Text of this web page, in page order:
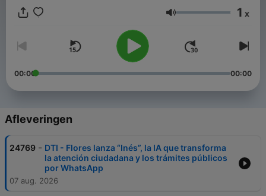
Volume 1 x
00:00 00:00
Afleveringen
24769 - DTI - Flores lanza “Inés”, la IA que transforma
la atención ciudadana y los trámites públicos
por WhatsApp
07 aug. 2026